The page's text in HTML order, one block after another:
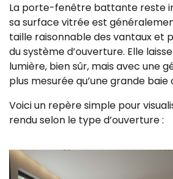
La porte-fenêtre battante reste
sa surface vitrée est
taille raisonnable des vantaux et
du système d’ouverture. Elle
lumière, bien sûr, mais avec une
plus mesurée qu’une grande baie
Voici un repère simple pour
rendu selon le type d’ouverture :